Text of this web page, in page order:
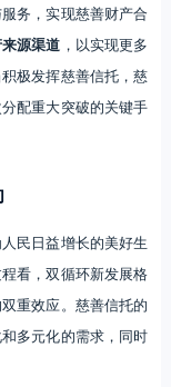
务，实现慈善财产合
源渠道 ，以实现更多
极发挥慈善信托，慈
配重大突破的关键手
民日益增长的美好生
看，双循环新发展格
重效应。慈善信托的
多元化的需求，同时